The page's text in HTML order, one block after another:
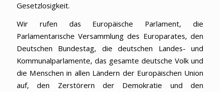
Gesetzlosigkeit.
Wir rufen das Europäische Parlament, die
Parlamentarische Versammlung des Europarates, den
Deutschen Bundestag, die deutschen Landes- und
Kommunalparlamente, das gesamte deutsche Volk und
die Menschen in allen Ländern der Europäischen Union
auf, den Zerstörern der Demokratie und den